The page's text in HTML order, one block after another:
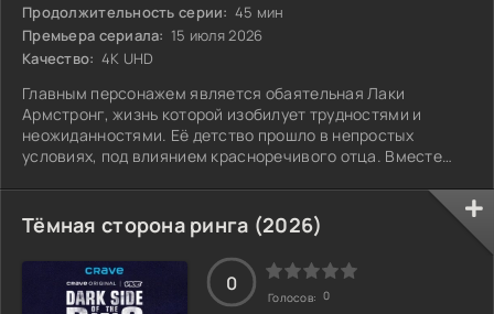
Продолжительность серии: 45 мин
Премьера сериала: 15 июля 2026
Качество: 4K UHD
Главным персонажем является обаятельная Лаки
Армстронг, жизнь которой изобилует трудностями и
неожиданностями. Её детство прошло в непростых
условиях, под влиянием красноречивого отца. Вместе
зарабатывая деньги, покидая места, где могли быть
пойманы. Выросшая в такой среде, Лаки овладела
искусством мошенничества и встретила человека,
который тоже презирает обычный образ жизни. Пара
планирует сбежать за границу, но когда её партнер
пропадает, Лаки
Тёмная сторона ринга (2026)
0
Голосов: 0